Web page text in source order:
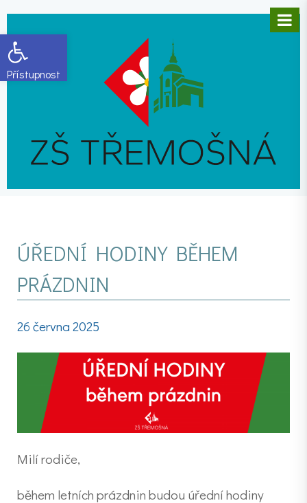
Open toolbar
ÚŘEDNÍ HODINY BĚHEM
PRÁZDNIN
26 června 2025
Milí rodiče,
během letních prázdnin budou úřední hodiny